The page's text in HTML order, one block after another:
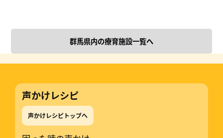
群馬県内の療育施設一覧へ
声かけレシピ
声かけレシピトップへ